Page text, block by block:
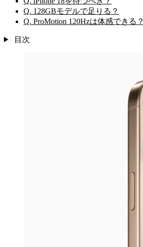
Q. 128GBモデルで足りる？
Q. ProMotion 120Hzは体感できる？
目次